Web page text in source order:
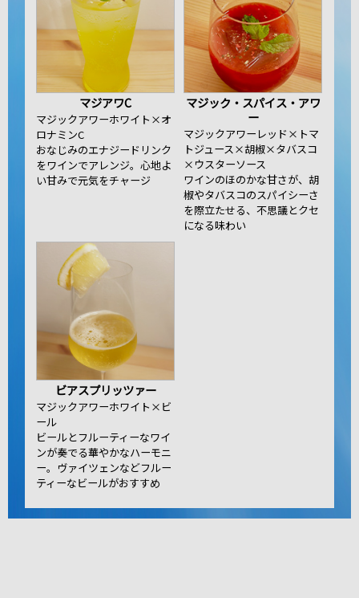
マジアワC
マジックアワーホワイト×オ
ロナミンC
おなじみのエナジードリンク
をワインでアレンジ。心地よ
い甘みで元気をチャージ
マジック・スパイス・アワ
ー
マジックアワーレッド×トマ
トジュース×胡椒×タバスコ
×ウスターソース
ワインのほのかな甘さが、胡
椒やタバスコのスパイシーさ
を際立たせる、不思議とクセ
になる味わい
ビアスプリッツァー
マジックアワーホワイト×ビ
ール
ビールとフルーティーなワイ
ンが奏でる華やかなハーモニ
ー。ヴァイツェンなどフルー
ティーなビールがおすすめ